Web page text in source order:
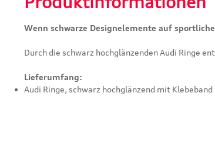
Wenn schwarze Designelemente auf
Durch die schwarz hochglänzenden Audi Ringe
Lieferumfang:
Audi Ringe, schwarz hochglänzend mit Klebeband